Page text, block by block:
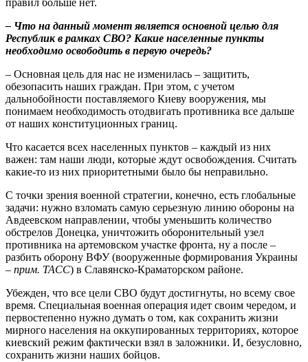
правил больше нет.
– Что на данный момент является основной целью для
Республик в рамках СВО? Какие населенные пункты
необходимо освободить в первую очередь?
– Основная цель для нас не изменилась – защитить,
обезопасить наших граждан. При этом, с учетом
дальнобойности поставляемого Киеву вооружения, мы
понимаем необходимость отодвигать противника все дальше
от наших конституционных границ.
Что касается всех населенных пунктов – каждый из них
важен: там наши люди, которые ждут освобождения. Считать
какие-то из них приоритетными было бы неправильно.
С точки зрения военной стратегии, конечно, есть глобальные
задачи: нужно взломать самую серьезную линию обороны на
Авдеевском направлении, чтобы уменьшить количество
обстрелов Донецка, уничтожить оборонительный узел
противника на артемовском участке фронта, ну а после –
разбить оборону ВФУ (вооруженные формирования Украины
– прим. ТАСС) в Славянско-Краматорском районе.
Убежден, что все цели СВО будут достигнуты, но всему свое
время. Специальная военная операция идет своим чередом, и
первостепенно нужно думать о том, как сохранить жизни
мирного населения на оккупированных территориях, которое
киевский режим фактически взял в заложники. И, безусловно,
сохранить жизни наших бойцов.